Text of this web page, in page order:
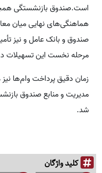
است.صندوق بازنشستگی
هماهنگی‌های نهایی میان
صندوق و بانک عامل و نیز تأمین
مرحله نخست این تسهیلات
زمان دقیق پرداخت وام‌ها
مدیریت و منابع صندوق
شد.
کلید واژگان